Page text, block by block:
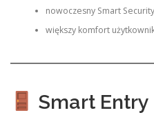
nowoczesny Smart
większy komfort
Smart